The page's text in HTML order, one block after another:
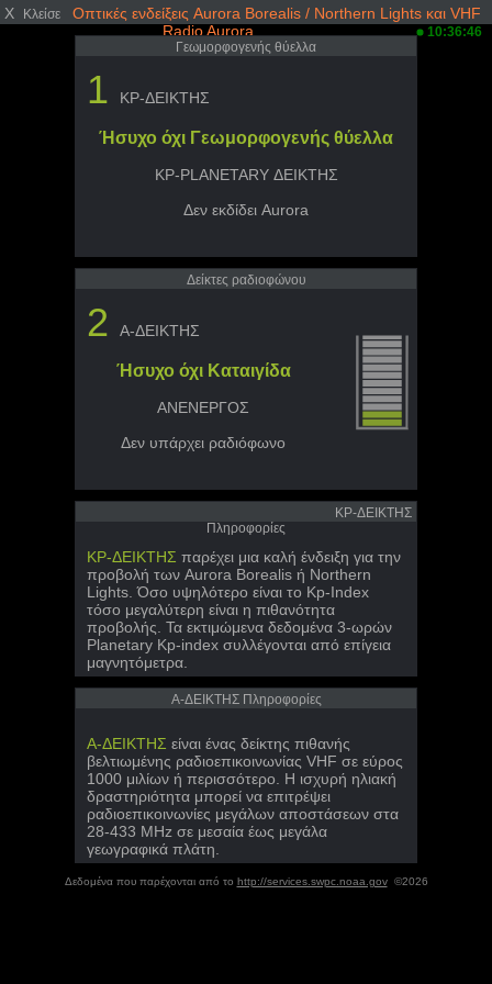
X Κλείσε
Οπτικές ενδείξεις Aurora Borealis / Northern Lights και VHF
Radio Aurora
10:36:46
Γεωμορφογενής θύελλα
1 KP-ΔΕΙΚΤΗΣ
Ήσυχο όχι Γεωμορφογενής θύελλα
KP-PLANETARY ΔΕΙΚΤΗΣ
Δεν εκδίδει Aurora
Δείκτες ραδιοφώνου
2 A-ΔΕΙΚΤΗΣ
Ήσυχο όχι Καταιγίδα
ΑΝΕΝΕΡΓΟΣ
Δεν υπάρχει ραδιόφωνο
KP-ΔΕΙΚΤΗΣ
Πληροφορίες
KP-ΔΕΙΚΤΗΣ παρέχει μια καλή ένδειξη για την
προβολή των Aurora Borealis ή Northern
Lights. Όσο υψηλότερο είναι το Kp-Index
τόσο μεγαλύτερη είναι η πιθανότητα
προβολής. Τα εκτιμώμενα δεδομένα 3-ωρών
Planetary Kp-index συλλέγονται από επίγεια
μαγνητόμετρα.
A-ΔΕΙΚΤΗΣ Πληροφορίες
A-ΔΕΙΚΤΗΣ είναι ένας δείκτης πιθανής
βελτιωμένης ραδιοεπικοινωνίας VHF σε εύρος
1000 μιλίων ή περισσότερο. Η ισχυρή ηλιακή
δραστηριότητα μπορεί να επιτρέψει
ραδιοεπικοινωνίες μεγάλων αποστάσεων στα
28-433 MHz σε μεσαία έως μεγάλα
γεωγραφικά πλάτη.
Δεδομένα που παρέχονται από το http://services.swpc.noaa.gov©2026